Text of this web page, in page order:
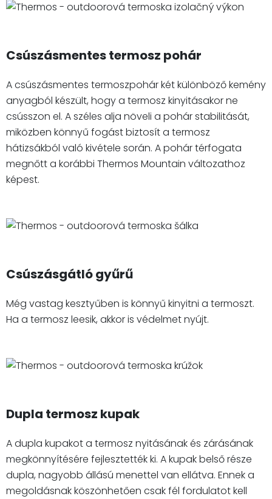
Csúszásmentes termosz pohár
A csúszásmentes termoszpohár két különböző kemény
anyagból készült, hogy a termosz kinyitásakor ne
csússzon el. A széles alja növeli a pohár stabilitását,
miközben könnyű fogást biztosít a termosz
hátizsákból való kivétele során. A pohár térfogata
megnőtt a korábbi Thermos Mountain változathoz
képest.
Csúszásgátló gyűrű
Még vastag kesztyűben is könnyű kinyitni a termoszt.
Ha a termosz leesik, akkor is védelmet nyújt.
Dupla termosz kupak
A dupla kupakot a termosz nyitásának és zárásának
megkönnyítésére fejlesztették ki. A kupak belső része
dupla, nagyobb állású menettel van ellátva. Ennek a
megoldásnak köszönhetően csak fél fordulatot kell